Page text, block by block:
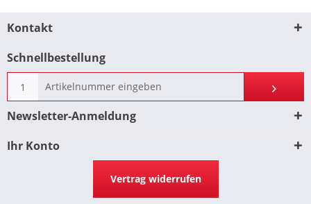
Kontakt
Schnellbestellung
Newsletter-Anmeldung
Ihr Konto
Vertrag widerrufen